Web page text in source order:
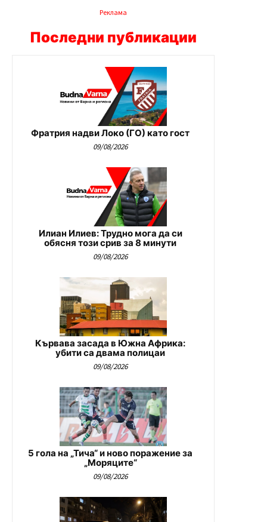
Реклама
Последни публикации
Фратрия надви Локо (ГО) като гост
09/08/2026
Илиан Илиев: Трудно мога да си
обясня този срив за 8 минути
09/08/2026
Кървава засада в Южна Африка:
убити са двама полицаи
09/08/2026
5 гола на „Тича“ и ново поражение за
„Моряците“
09/08/2026